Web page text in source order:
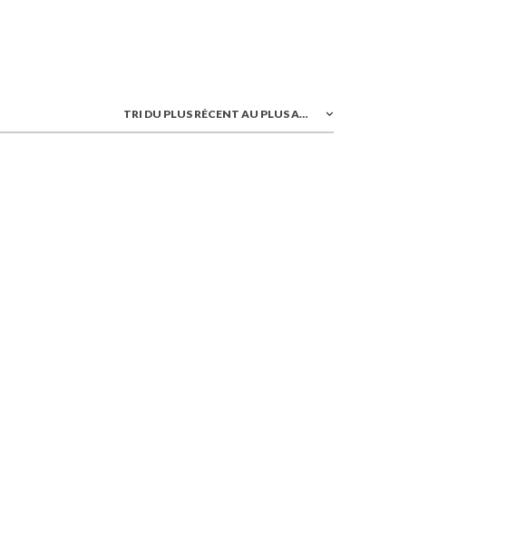
TRI DU PLUS RÉCENT AU PLUS ANCIEN